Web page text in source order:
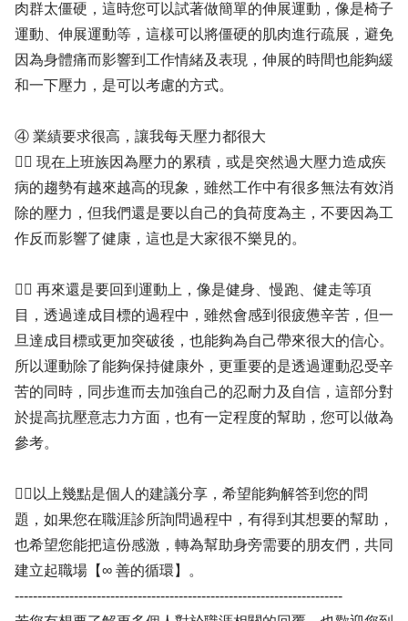
肉群太僵硬，這時您可以試著做簡單的伸展運動，像是椅子
運動、伸展運動等，這樣可以將僵硬的肌肉進行疏展，避免
因為身體痛而影響到工作情緒及表現，伸展的時間也能夠緩
和一下壓力，是可以考慮的方式。
④ 業績要求很高，讓我每天壓力都很大
✍🏻 現在上班族因為壓力的累積，或是突然過大壓力造成疾
病的趨勢有越來越高的現象，雖然工作中有很多無法有效消
除的壓力，但我們還是要以自己的負荷度為主，不要因為工
作反而影響了健康，這也是大家很不樂見的。
✍🏻 再來還是要回到運動上，像是健身、慢跑、健走等項
目，透過達成目標的過程中，雖然會感到很疲憊辛苦，但一
旦達成目標或更加突破後，也能夠為自己帶來很大的信心。
所以運動除了能夠保持健康外，更重要的是透過運動忍受辛
苦的同時，同步進而去加強自己的忍耐力及自信，這部分對
於提高抗壓意志力方面，也有一定程度的幫助，您可以做為
參考。
👍🏻以上幾點是個人的建議分享，希望能夠解答到您的問
題，如果您在職涯診所詢問過程中，有得到其想要的幫助，
也希望您能把這份感激，轉為幫助身旁需要的朋友們，共同
建立起職場【∞ 善的循環】。
------------------------------------------------------------------------